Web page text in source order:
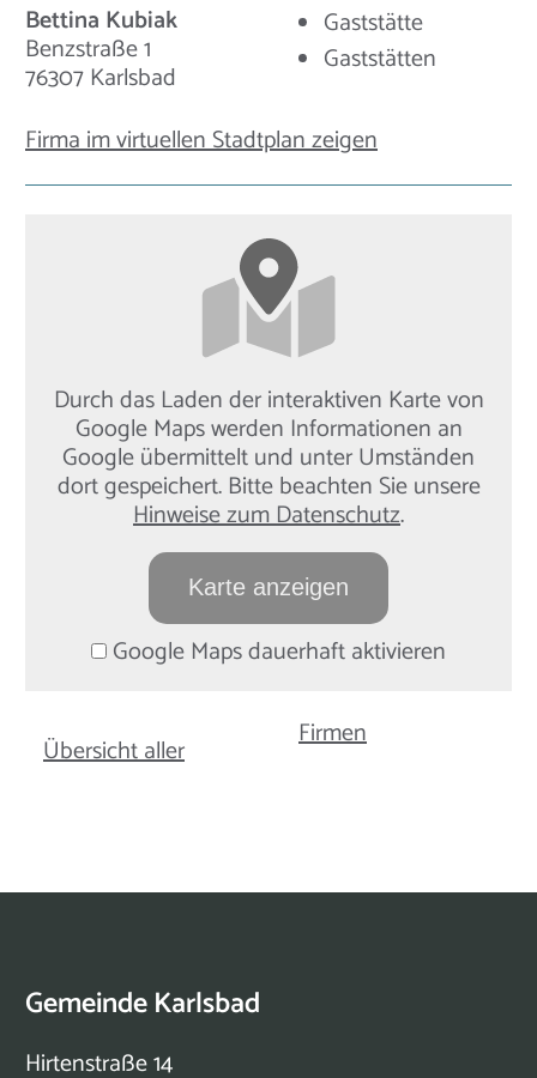
Bettina Kubiak
Benzstraße 1
76307 Karlsbad
Gaststätte
Gaststätten
Firma im virtuellen Stadtplan zeigen
Durch das Laden der interaktiven Karte von
Google Maps werden Informationen an
Google übermittelt und unter Umständen
dort gespeichert. Bitte beachten Sie unsere
Hinweise zum Datenschutz.
Karte anzeigen
Google Maps dauerhaft aktivieren
Übersicht aller Firmen
Gemeinde Karlsbad
Hirtenstraße 14